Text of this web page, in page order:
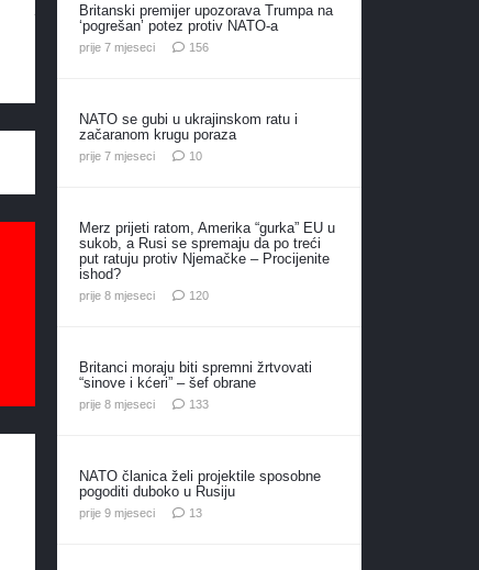
Britanski premijer upozorava Trumpa na
‘pogrešan’ potez protiv NATO-a
prije 7 mjeseci 156komentara
NATO se gubi u ukrajinskom ratu i
začaranom krugu poraza
prije 7 mjeseci 10komentara
Merz prijeti ratom, Amerika “gurka” EU u
sukob, a Rusi se spremaju da po treći
put ratuju protiv Njemačke – Procijenite
ishod?
prije 8 mjeseci 120komentara
Britanci moraju biti spremni žrtvovati
“sinove i kćeri” – šef obrane
prije 8 mjeseci 133komentara
NATO članica želi projektile sposobne
pogoditi duboko u Rusiju
prije 9 mjeseci 13komentara